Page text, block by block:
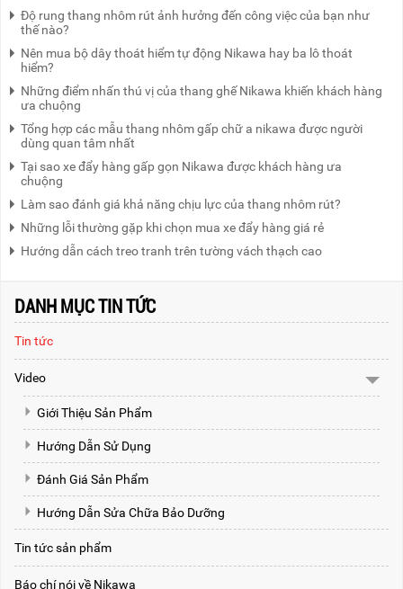
Độ rung thang nhôm rút ảnh hưởng đến công việc của bạn như
thế nào?
Nên mua bộ dây thoát hiểm tự động Nikawa hay ba lô thoát
hiểm?
Những điểm nhấn thú vị của thang ghế Nikawa khiến khách hàng
ưa chuộng
Tổng hợp các mẫu thang nhôm gấp chữ a nikawa được người
dùng quan tâm nhất
Tại sao xe đẩy hàng gấp gọn Nikawa được khách hàng ưa
chuộng
Làm sao đánh giá khả năng chịu lực của thang nhôm rút?
Những lỗi thường gặp khi chọn mua xe đẩy hàng giá rẻ
Hướng dẫn cách treo tranh trên tường vách thạch cao
DANH MỤC TIN TỨC
Tin tức
Video
Giới Thiệu Sản Phẩm
Hướng Dẫn Sử Dụng
Đánh Giá Sản Phẩm
Hướng Dẫn Sửa Chữa Bảo Dưỡng
Tin tức sản phẩm
Báo chí nói về Nikawa